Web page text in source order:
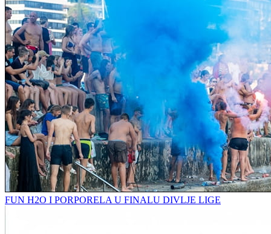
FUN H2O I PORPORELA U FINALU DIVLJE LIGE